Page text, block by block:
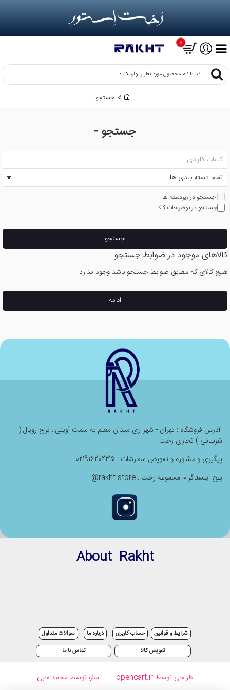
0
کد
کنید
جستجو -
e
جستجو
جستجو در زیردسته ها
جستجو در توضیحات کالا
جستجو
کالاهای موجود در ضوابط جستجو
هیچ کالای که مطابق ضوابط جستجو باشد وجود ندارد.
ادامه
آدرس فروشگاه : تهران - شهر ری میدان معلم به سمت آوینی ، برج رویال (
شربیانی ) تجاری رخت
پیگیری و مشاوره و تعویض سفارشات : 02191620235
پیج اینستاگرام مجموعه رخت : rakht.store@
About Rakht
شرایط و قوانین حساب کاربری درباره ما
سوالات متداول
تعویض کالا
تماس با ما
طراحی توسط opencart.ir ____ سئو توسط محمد حبی